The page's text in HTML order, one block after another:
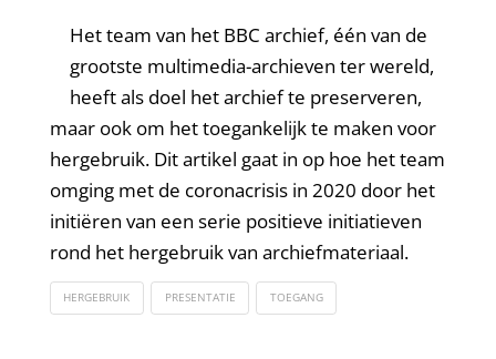
Het team van het BBC archief, één van de
grootste multimedia-archieven ter wereld,
heeft als doel het archief te preserveren,
maar ook om het toegankelijk te maken voor
hergebruik. Dit artikel gaat in op hoe het team
omging met de coronacrisis in 2020 door het
initiëren van een serie positieve initiatieven
rond het hergebruik van archiefmateriaal.
HERGEBRUIK PRESENTATIE TOEGANG